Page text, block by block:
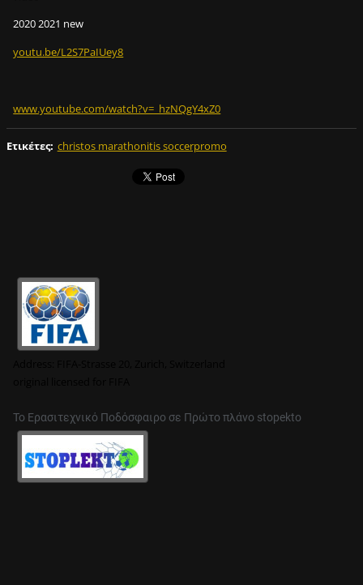
2020 2021 new
youtu.be/L2S7PaIUey8
www.youtube.com/watch?v=_hzNQgY4xZ0
Ετικέτες: christos marathonitis soccerpromo
Το Ερασιτεχνικό Ποδόσφαιρο σε Πρώτο πλάνο stopekto